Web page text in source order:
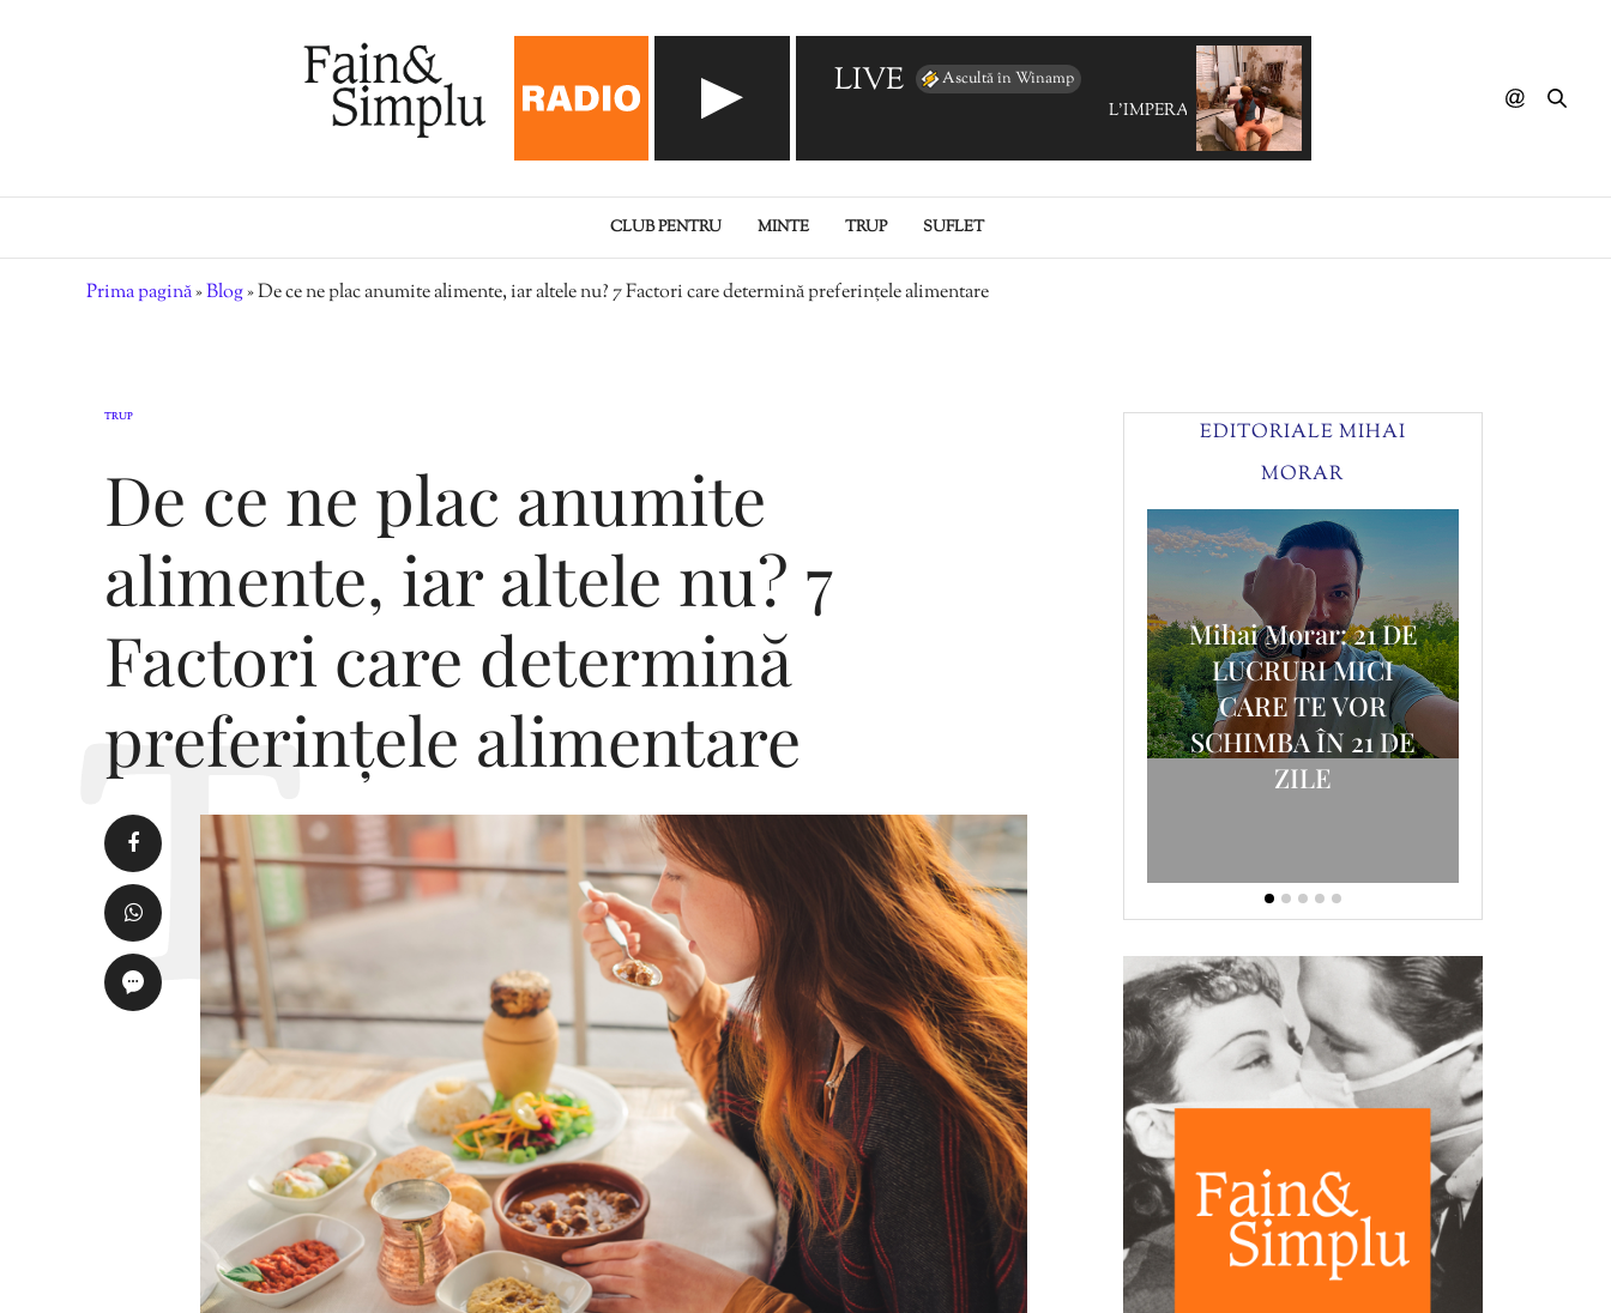
LIVE Ascultă în Winamp
L'IMPERATRICE - Vanille Fraise
CLUB PENTRU MINTE TRUP SUFLET
Prima pagină»Blog»De ce ne plac anumite alimente, iar altele nu? 7 Factori care determină preferințele alimentare
TRUP
De ce ne plac anumite
alimente, iar altele nu? 7
Factori care determină
preferințele alimentare
EDITORIALE MIHAI
MORAR
Mihai Morar: 21 DE
LUCRURI MICI
CARE TE VOR
SCHIMBA ÎN 21 DE
ZILE